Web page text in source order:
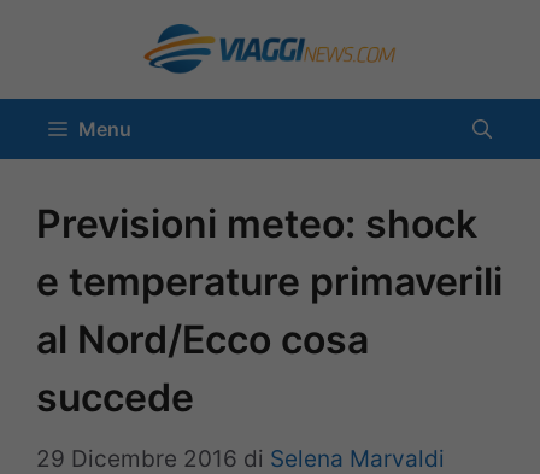
contenuto
Menu
Previsioni meteo: shock
e temperature primaverili
al Nord/Ecco cosa
succede
29 Dicembre 2016 di Selena Marvaldi